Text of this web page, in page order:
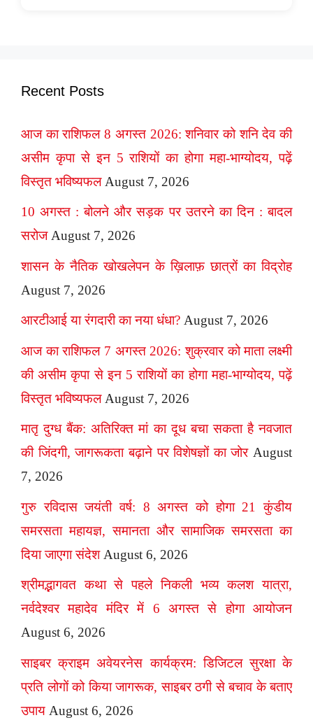
Recent Posts
आज का राशिफल 8 अगस्त 2026: शनिवार को शनि देव की
असीम कृपा से इन 5 राशियों का होगा महा-भाग्योदय, पढ़ें
विस्तृत भविष्यफल August 7, 2026
10 अगस्त : बोलने और सड़क पर उतरने का दिन : बादल
सरोज August 7, 2026
शासन के नैतिक खोखलेपन के ख़िलाफ़ छात्रों का विद्रोह
August 7, 2026
आरटीआई या रंगदारी का नया धंधा? August 7, 2026
आज का राशिफल 7 अगस्त 2026: शुक्रवार को माता लक्ष्मी
की असीम कृपा से इन 5 राशियों का होगा महा-भाग्योदय, पढ़ें
विस्तृत भविष्यफल August 7, 2026
मातृ दुग्ध बैंक: अतिरिक्त मां का दूध बचा सकता है नवजात
की जिंदगी, जागरूकता बढ़ाने पर विशेषज्ञों का जोर August
7, 2026
गुरु रविदास जयंती वर्ष: 8 अगस्त को होगा 21 कुंडीय
समरसता महायज्ञ, समानता और सामाजिक समरसता का
दिया जाएगा संदेश August 6, 2026
श्रीमद्भागवत कथा से पहले निकली भव्य कलश यात्रा,
नर्वदेश्वर महादेव मंदिर में 6 अगस्त से होगा आयोजन
August 6, 2026
साइबर क्राइम अवेयरनेस कार्यक्रम: डिजिटल सुरक्षा के
प्रति लोगों को किया जागरूक, साइबर ठगी से बचाव के बताए
उपाय August 6, 2026